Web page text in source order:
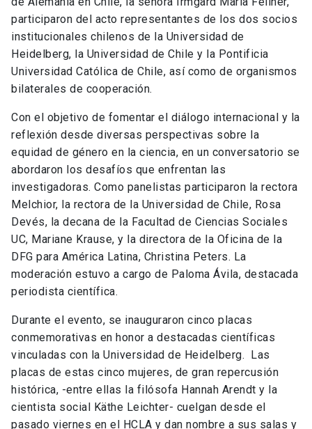
participaron del acto representantes de los dos socios
institucionales chilenos de la Universidad de
Heidelberg, la Universidad de Chile y la Pontificia
Universidad Católica de Chile, así como de organismos
bilaterales de cooperación.
Con el objetivo de fomentar el diálogo internacional y la
reflexión desde diversas perspectivas sobre la
equidad de género en la ciencia, en un conversatorio se
abordaron los desafíos que enfrentan las
investigadoras. Como panelistas participaron la rectora
Melchior, la rectora de la Universidad de Chile, Rosa
Devés, la decana de la Facultad de Ciencias Sociales
UC, Mariane Krause, y la directora de la Oficina de la
DFG para América Latina, Christina Peters. La
moderación estuvo a cargo de Paloma Ávila, destacada
periodista científica.
Durante el evento, se inauguraron cinco placas
conmemorativas en honor a destacadas científicas
vinculadas con la Universidad de Heidelberg. Las
placas de estas cinco mujeres, de gran repercusión
histórica, -entre ellas la filósofa Hannah Arendt y la
cientista social Käthe Leichter- cuelgan desde el
pasado viernes en el HCLA y dan nombre a sus salas y